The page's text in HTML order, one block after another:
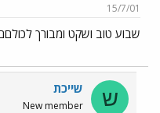
ש
א
ר
15/7/01
שבוע טוב ושקט ומבורך
ש שייכת
New member